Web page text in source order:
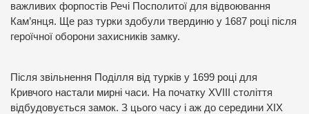
важливих форпостів Речі Посполитої для відвоювання
Кам’янця. Ще раз турки здобули твердиню у 1687 році після
героїчної оборони захисників замку.
Після звільнення Поділля від турків у 1699 році для
Кривчого настали мирні часи. На початку XVIII століття
відбудовується замок. З цього часу і аж до середини XIX